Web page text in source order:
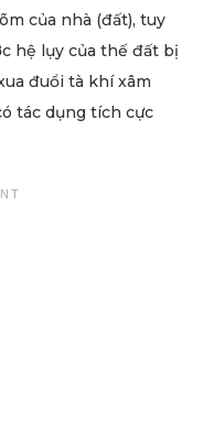
của nhà (đất), tuy
hệ lụy của thế đất bị
đuổi tà khí xâm
tác dụng tích cực